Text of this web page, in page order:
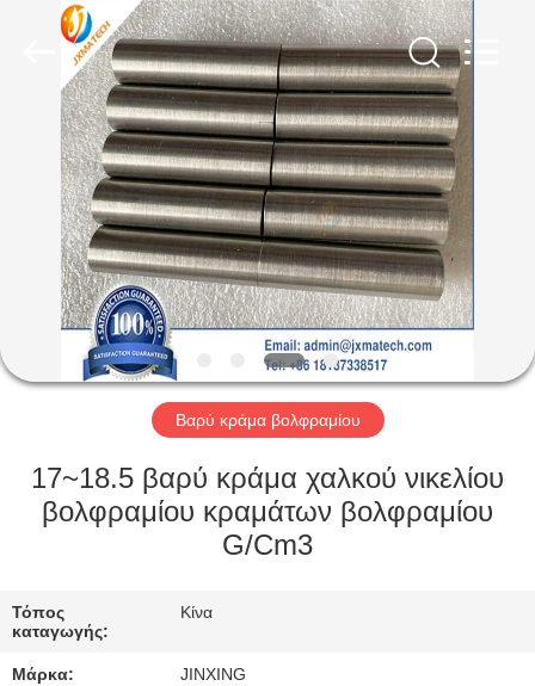
ΣΠΊΤΙ
ΠΡΟΪΌΝΤΑ
ΠΕΡΊΠΟΥ
ΕΜΕΊΣ
ΓΎΡΟΣ
ΕΡΓΟΣΤΑΣΊΩΝ
ΜΑΣ
ΕΠΑΦΉ
ΜΕ
Βαρύ κράμα βολφραμίου
17~18.5 βαρύ κράμα χαλκού νικελίου
βολφραμίου κραμάτων βολφραμίου
G/Cm3
Τόπος
καταγωγής:
Κίνα
Μάρκα: JINXING